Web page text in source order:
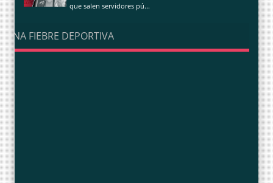
que salen servidores pú...
UNA FIEBRE DEPORTIVA